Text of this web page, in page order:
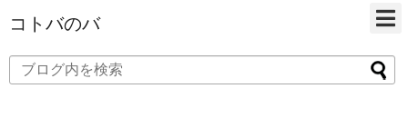
コトバのバ